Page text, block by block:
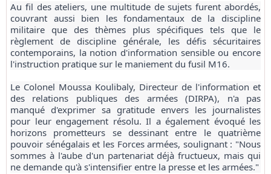
Au fil des ateliers, une multitude de sujets furent abordés,
couvrant aussi bien les fondamentaux de la discipline
militaire que des thèmes plus spécifiques tels que le
règlement de discipline générale, les défis sécuritaires
contemporains, la notion d'information sensible ou encore
l'instruction pratique sur le maniement du fusil M16.
Le Colonel Moussa Koulibaly, Directeur de l'information et
des relations publiques des armées (DIRPA), n'a pas
manqué d'exprimer sa gratitude envers les journalistes
pour leur engagement résolu. Il a également évoqué les
horizons prometteurs se dessinant entre le quatrième
pouvoir sénégalais et les Forces armées, soulignant : "Nous
sommes à l'aube d'un partenariat déjà fructueux, mais qui
ne demande qu'à s'intensifier entre la presse et les armées."